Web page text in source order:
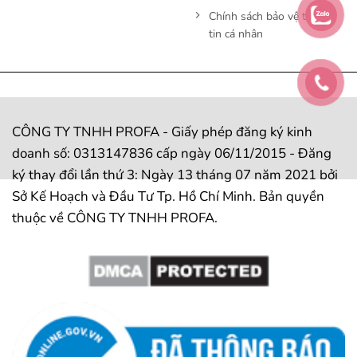
Chính sách bảo vệ thông
tin cá nhân
CÔNG TY TNHH PROFA - Giấy phép đăng ký kinh
doanh số: 0313147836 cấp ngày 06/11/2015 - Đăng
ký thay đổi lần thứ 3: Ngày 13 tháng 07 năm 2021 bởi
Sở Kế Hoạch và Đầu Tư Tp. Hồ Chí Minh. Bản quyền
thuộc về CÔNG TY TNHH PROFA.